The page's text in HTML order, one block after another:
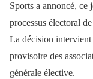
Sports a annoncé, ce
processus électoral
La décision intervient
provisoire des
générale élective.